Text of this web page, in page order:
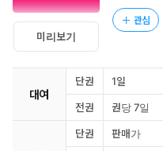
미리보기
관심
대여
단권 1일
전권 권당 7일
단권 판매가